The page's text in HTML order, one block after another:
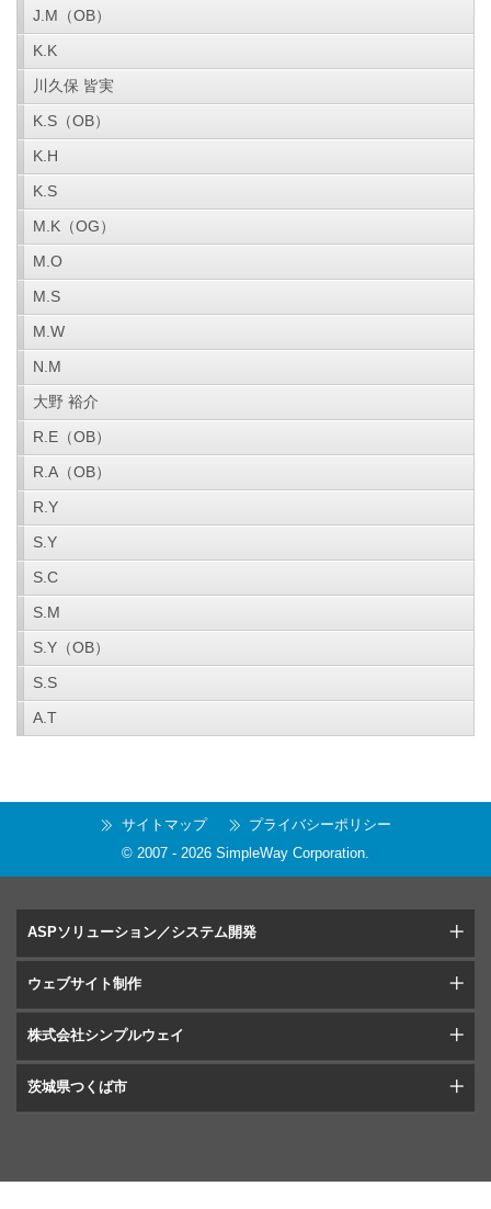
J.M（OB）
K.K
川久保 皆実
K.S（OB）
K.H
K.S
M.K（OG）
M.O
M.S
M.W
N.M
大野 裕介
R.E（OB）
R.A（OB）
R.Y
S.Y
S.C
S.M
S.Y（OB）
S.S
A.T
サイトマップ
プライバシーポリシー
© 2007 - 2026 SimpleWay Corporation.
ASPソリューション／システム開発
ウェブサイト制作
株式会社シンプルウェイ
茨城県つくば市